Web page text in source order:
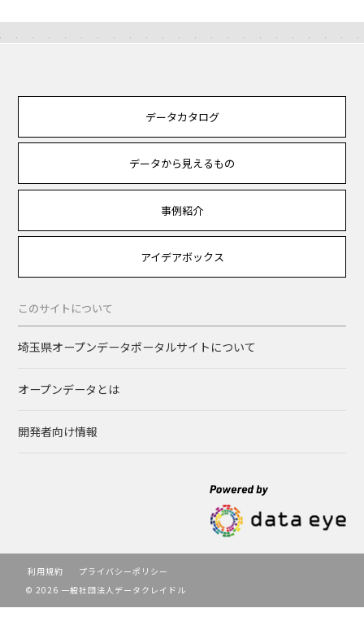
データカタログ
データから見えるもの
事例紹介
アイデアボックス
このサイトについて
埼玉県オープンデータポータルサイトについて
オープンデータとは
開発者向け情報
利用規約
プライバシーポリシー
© 2026 一般社団法人データクレイドル